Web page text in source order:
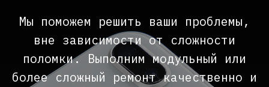
Мы поможем решить ваши проблемы,
вне зависимости от сложности
поломки. Выполним модульный или
более сложный ремонт качественно и